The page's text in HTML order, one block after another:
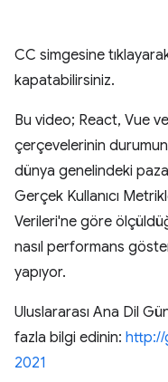
CC simgesine
kapatabilirsiniz.
Bu video; React, Vue
çerçevelerinin
dünya genelindeki
Gerçek Kullanıcı
Verileri'ne göre
nasıl performans
yapıyor.
Uluslararası Ana Dil
fazla bilgi edinin: http://
2021